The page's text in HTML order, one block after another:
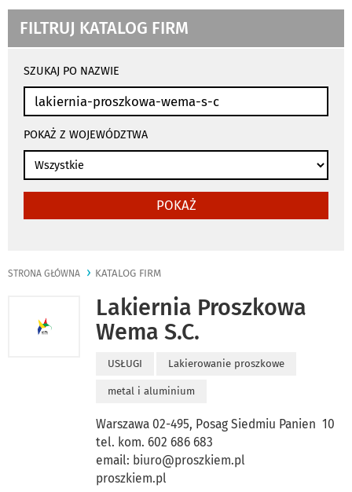
FILTRUJ KATALOG FIRM
wyszukiwania
SZUKAJ PO NAZWIE
POKAŻ Z WOJEWÓDZTWA
POKAŻ
STRONA GŁÓWNA KATALOG FIRM
Lakiernia Proszkowa
Wema S.C.
USŁUGI Lakierowanie proszkowe
metal i aluminium
Warszawa 02-495, Posag Siedmiu Panien 10
tel. kom. 602 686 683
email: biuro@proszkiem.pl
proszkiem.pl